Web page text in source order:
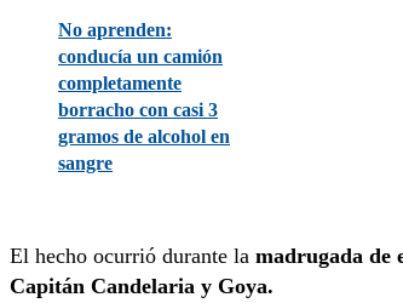
No aprenden:
conducía un camión
completamente
borracho con casi 3
gramos de alcohol en
sangre
El hecho ocurrió durante la madrugada de
Capitán Candelaria y Goya.